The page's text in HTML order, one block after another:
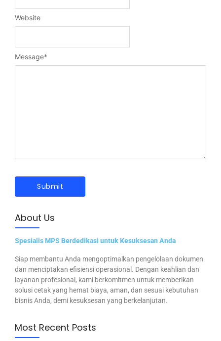
Message*
Website
About Us
Spesialis MPS Berdedikasi untuk Kesuksesan Anda
Siap membantu Anda mengoptimalkan pengelolaan dokumen
dan menciptakan efisiensi operasional. Dengan keahlian dan
layanan profesional, kami berkomitmen untuk memberikan
solusi cetak yang hemat biaya, aman, dan sesuai kebutuhan
bisnis Anda, demi kesuksesan yang berkelanjutan.
Most Recent Posts